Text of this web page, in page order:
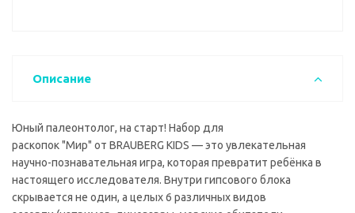
Описание
Юный палеонтолог, на старт! Набор для
раскопок "Мир" от BRAUBERG KIDS — это увлекательная
научно-познавательная игра, которая превратит ребёнка в
настоящего исследователя. Внутри гипсового блока
скрывается не один, а целых 6 различных видов